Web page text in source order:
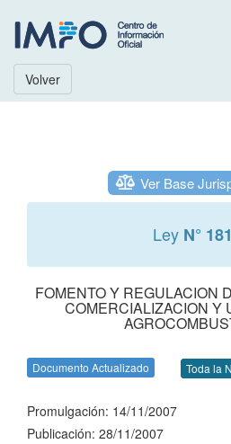
Volver
Ver Base
Ley N°
FOMENTO Y REGULACION
COMERCIALIZACION Y
Documento Actualizado Toda la
Promulgación: 14/11/2007
Publicación: 28/11/2007